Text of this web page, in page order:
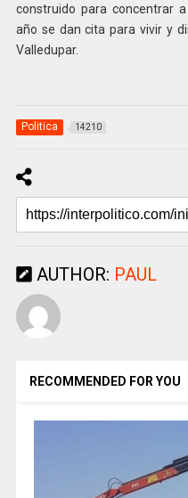
construido para concentrar
año se dan cita para vivir y
Valledupar.
Politica 14210
AUTHOR: PAUL
RECOMMENDED FOR YOU